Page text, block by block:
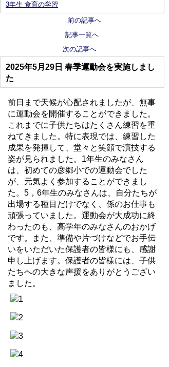
3年生 食育の学習
前の記事へ
記事一覧へ
次の記事へ
2025年5月29日 春季運動会を実施しまし
た
前日まで天候が心配されましたが、無事
に運動会を開催することができました。
これまでに子供たちはたくさん練習を重
ねてきました。特に表現では、練習した
成果を発揮して、堂々と笑顔で演技する
姿が見られました。1年生のみなさん
は、初めての彦郷小での運動会でした
が、元気よく参加することができまし
た。5，6年生のみなさんは、自分たちが
出場する種目だけでなく、係のお仕事も
頑張っていました。運動会が大成功に終
わったのも、高学年のみなさんのおかげ
です。また、準備や片づけなどでお手伝
いをいただいた保護者の皆様にも、感謝
申し上げます。保護者の皆様には、子供
たちへの大きな声援をありがとうござい
ました。